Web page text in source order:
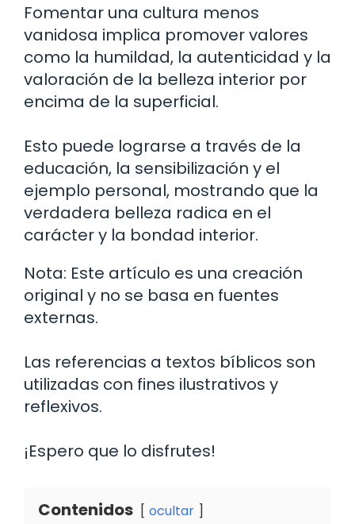
Fomentar una cultura menos
vanidosa implica promover valores
como la humildad, la autenticidad y la
valoración de la belleza interior por
encima de la superficial.
Esto puede lograrse a través de la
educación, la sensibilización y el
ejemplo personal, mostrando que la
verdadera belleza radica en el
carácter y la bondad interior.
Nota: Este artículo es una creación
original y no se basa en fuentes
externas.
Las referencias a textos bíblicos son
utilizadas con fines ilustrativos y
reflexivos.
¡Espero que lo disfrutes!
Contenidos ocultar